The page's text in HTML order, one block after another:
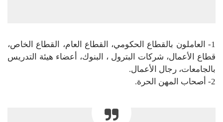
1- العاملون بالقطاع الحكومي، القطاع العام، القطاع الخاص،
قطاع الأعمال، شركات البترول ، البنوك، أعضاء هيئة التدريس
بالجامعات، رجال الأعمال.
2- أصحاب المهن الحرة.